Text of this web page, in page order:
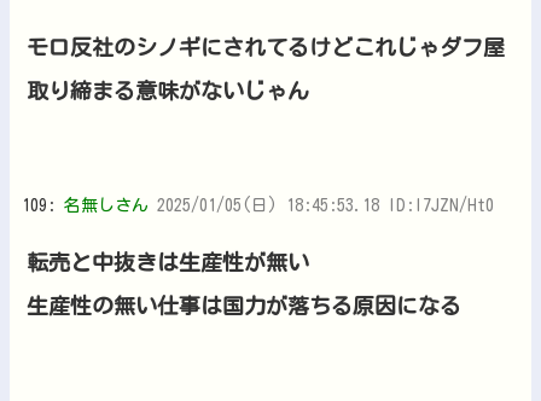
モロ反社のシノギにされてるけどこれじゃダフ屋
取り締まる意味がないじゃん
109: 名無しさん 2025/01/05(日) 18:45:53.18 ID:l7JZN/Ht0
転売と中抜きは生産性が無い
生産性の無い仕事は国力が落ちる原因になる